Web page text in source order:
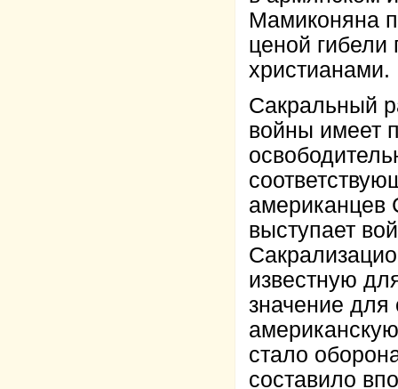
Мамиконяна
ценой гибели
христианами.
Сакральный
войны имеет
американцев
выступает
известную
значение для
стало
составило